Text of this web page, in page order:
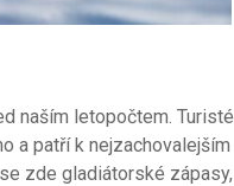
naším letopočtem. Turisté
a patří k nejzachovalejším
zde gladiátorské zápasy,